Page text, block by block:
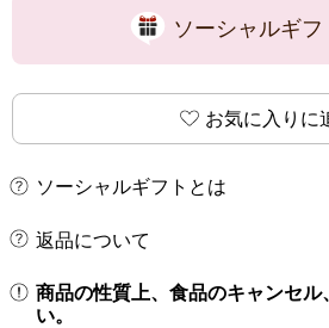
ソーシャルギフ
お気に入りに
ソーシャルギフトとは
返品について
商品の性質上、食品のキャンセル
い。